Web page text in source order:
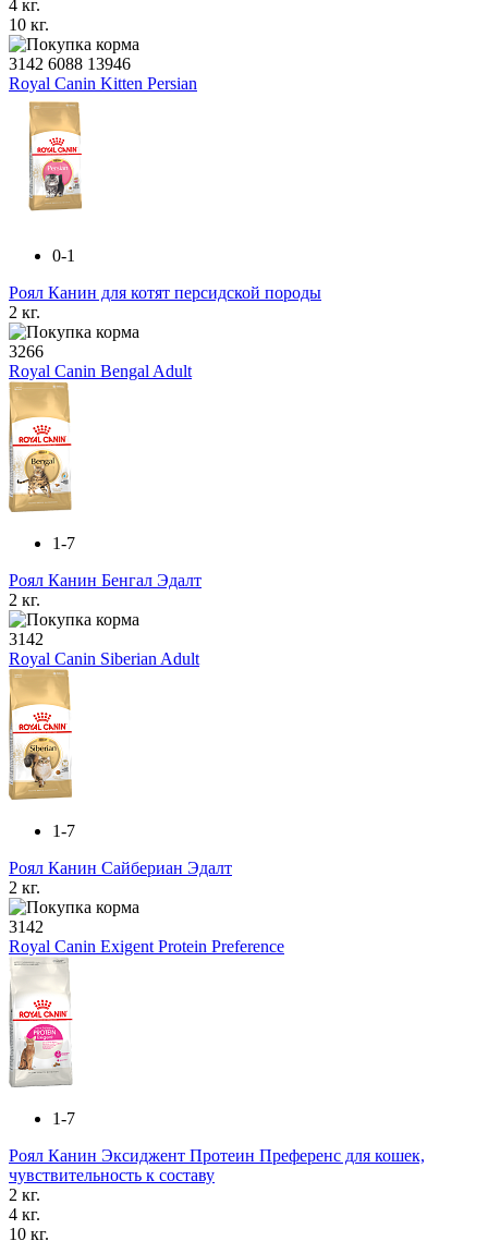
4 кг.
10 кг.
3142 6088 13946
Royal Canin Kitten Persian
0-1
Роял Канин для котят персидской породы
2 кг.
3266
Royal Canin Bengal Adult
1-7
Роял Канин Бенгал Эдалт
2 кг.
3142
Royal Canin Siberian Adult
1-7
Роял Канин Сайбериан Эдалт
2 кг.
3142
Royal Canin Exigent Protein Preference
1-7
Роял Канин Эксиджент Протеин Преференс для кошек,
чувствительность к составу
2 кг.
4 кг.
10 кг.